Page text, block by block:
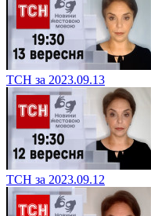
ТСН за 2023.09.13
ТСН за 2023.09.12